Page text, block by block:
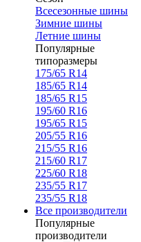
Всесезонные шины
Зимние шины
Летние шины
Популярные
типоразмеры
175/65 R14
185/65 R14
185/65 R15
195/60 R16
195/65 R15
205/55 R16
215/55 R16
215/60 R17
225/60 R18
235/55 R17
235/55 R18
Все производители
Популярные
производители